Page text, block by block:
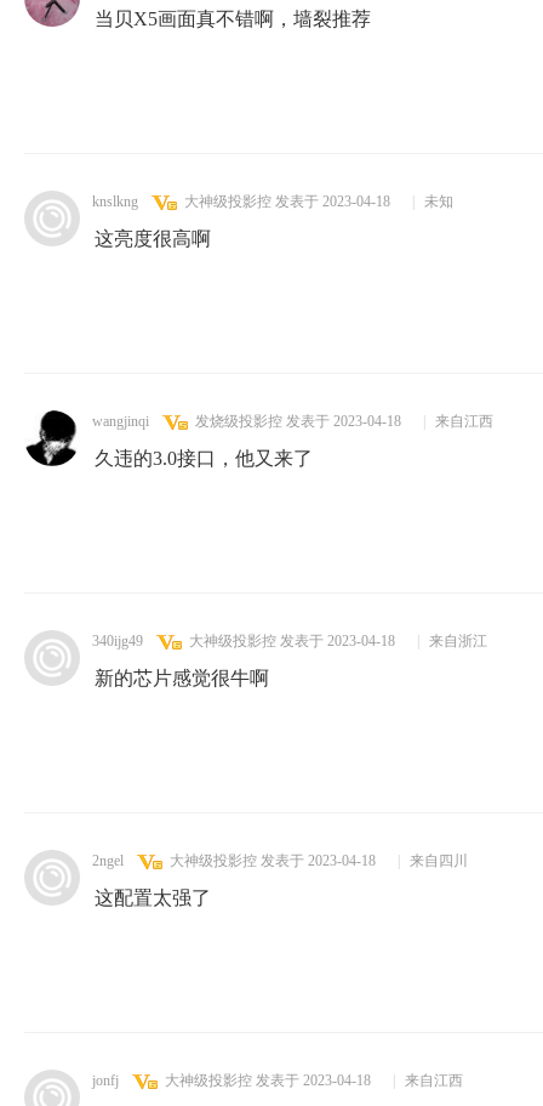
当贝X5画面真不错啊，墙裂推荐
knslkng 大神级投影控 发表于 2023-04-18 未知
这亮度很高啊
wangjinqi 发烧级投影控 发表于 2023-04-18 来自江西
久违的3.0接口，他又来了
340ijg49 大神级投影控 发表于 2023-04-18 来自浙江
新的芯片感觉很牛啊
2ngel 大神级投影控 发表于 2023-04-18 来自四川
这配置太强了
jonfj 大神级投影控 发表于 2023-04-18 来自江西